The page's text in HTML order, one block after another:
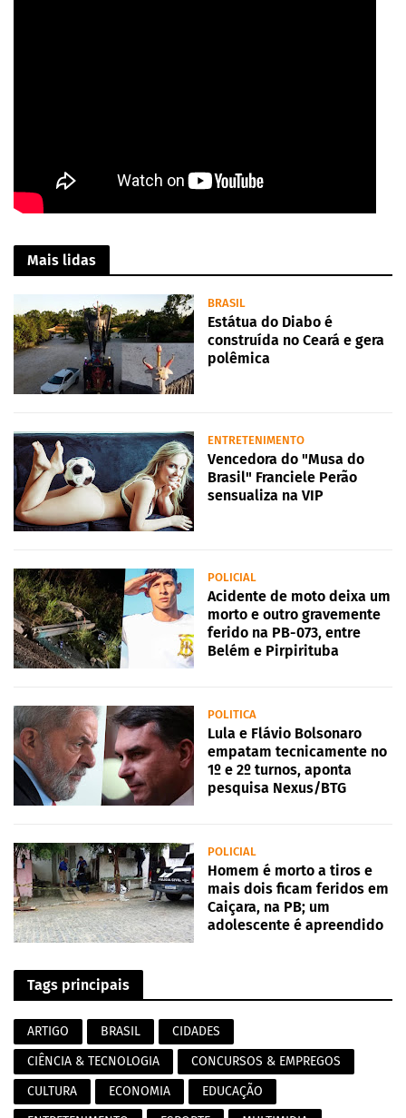
Mais lidas
BRASIL
Estátua do Diabo é
construída no Ceará e gera
polêmica
ENTRETENIMENTO
Vencedora do "Musa do
Brasil" Franciele Perão
sensualiza na VIP
POLICIAL
Acidente de moto deixa um
morto e outro gravemente
ferido na PB-073, entre
Belém e Pirpirituba
POLITICA
Lula e Flávio Bolsonaro
empatam tecnicamente no
1º e 2º turnos, aponta
pesquisa Nexus/BTG
POLICIAL
Homem é morto a tiros e
mais dois ficam feridos em
Caiçara, na PB; um
adolescente é apreendido
Tags principais
ARTIGO BRASIL
CIDADES
CIÊNCIA & TECNOLOGIA
CONCURSOS & EMPREGOS
CULTURA
ECONOMIA
EDUCAÇÃO